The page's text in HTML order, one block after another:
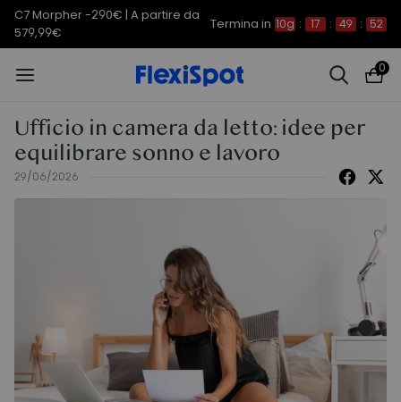
C7 Morpher -290€ | A partire da
579,99€
Termina in 10g : 17 : 49 : 51
0
Ufficio in camera da letto: idee per
equilibrare sonno e lavoro
29/06/2026